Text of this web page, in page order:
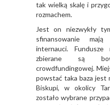
tak wielką skalę i
rozmachem.
Jest on niezwykły
sfinansowanie mają
internauci.
zbierane są
crowdfundingowej.
powstać taka baza jest
Biskupi, w okolicy
zostało wybrane